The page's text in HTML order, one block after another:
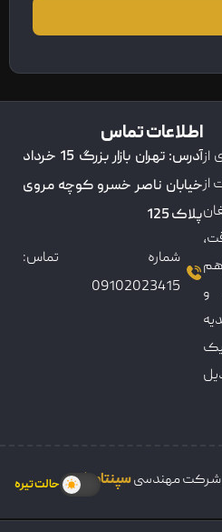
حالت تیره
از
از
و
یک
اطلاعات تماس
آدرس: تهران بازار بزرگ 15 خرداد
خیابان ناصر خسرو کوچه مروی
پلاک 125
شماره تماس:
09102023415
شرکت مهندسیسپنتامکس